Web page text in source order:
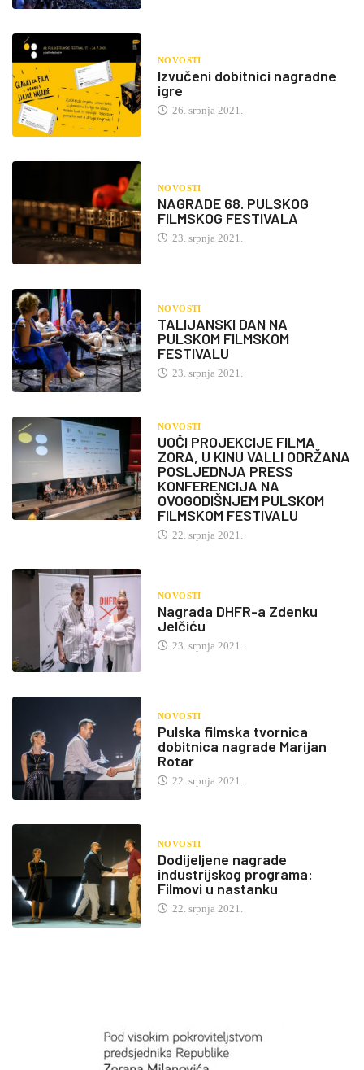
NOVOSTI
Izvučeni dobitnici nagradne
igre
26. srpnja 2021.
NOVOSTI
NAGRADE 68. PULSKOG
FILMSKOG FESTIVALA
23. srpnja 2021.
NOVOSTI
TALIJANSKI DAN NA
PULSKOM FILMSKOM
FESTIVALU
23. srpnja 2021.
NOVOSTI
UOČI PROJEKCIJE FILMA
ZORA, U KINU VALLI ODRŽANA
POSLJEDNJA PRESS
KONFERENCIJA NA
OVOGODIŠNJEM PULSKOM
FILMSKOM FESTIVALU
22. srpnja 2021.
NOVOSTI
Nagrada DHFR-a Zdenku
Jelčiću
23. srpnja 2021.
NOVOSTI
Pulska filmska tvornica
dobitnica nagrade Marijan
Rotar
22. srpnja 2021.
NOVOSTI
Dodijeljene nagrade
industrijskog programa:
Filmovi u nastanku
22. srpnja 2021.